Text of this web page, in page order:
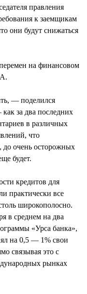
правления
к заемщикам
они будут снижаться
на финансовом
— поделился
за два последних
в различных
что
до очень осторожных
будет.
кредитов для
практически все
широкополосно.
в среднем на два
«Урса банка»,
на 0,5 — 1% свои
связывая это с
рынках